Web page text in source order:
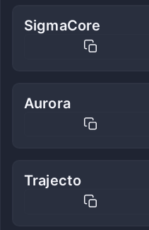
SigmaCore
Aurora
Trajecto